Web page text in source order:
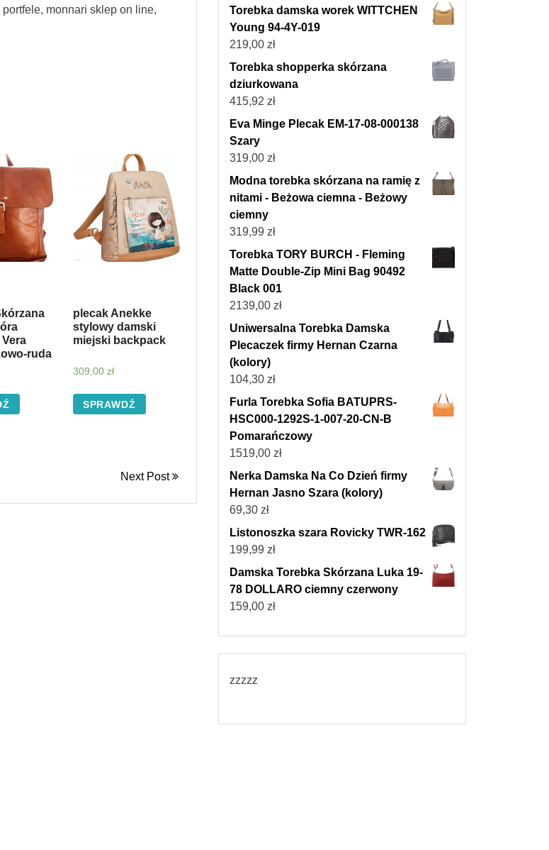
monnari sklep on line,
ruda
plecak Anekke
stylowy damski
miejski backpack
309,00 zł
SPRAWDŹ
Next Post
Torebka damska worek WITTCHEN
Young 94-4Y-019
219,00 zł
Torebka shopperka skórzana
dziurkowana
415,92 zł
Eva Minge Plecak EM-17-08-000138
Szary
319,00 zł
Modna torebka skórzana na ramię z
nitami - Beżowa ciemna - Beżowy
ciemny
319,99 zł
Torebka TORY BURCH - Fleming
Matte Double-Zip Mini Bag 90492
Black 001
2139,00 zł
Uniwersalna Torebka Damska
Plecaczek firmy Hernan Czarna
(kolory)
104,30 zł
Furla Torebka Sofia BATUPRS-
HSC000-1292S-1-007-20-CN-B
Pomarańczowy
1519,00 zł
Nerka Damska Na Co Dzień firmy
Hernan Jasno Szara (kolory)
69,30 zł
Listonoszka szara Rovicky TWR-162
199,99 zł
Damska Torebka Skórzana Luka 19-
78 DOLLARO ciemny czerwony
159,00 zł
zzzzz